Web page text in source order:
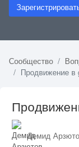
Сообщество
Продвижение в
Демид